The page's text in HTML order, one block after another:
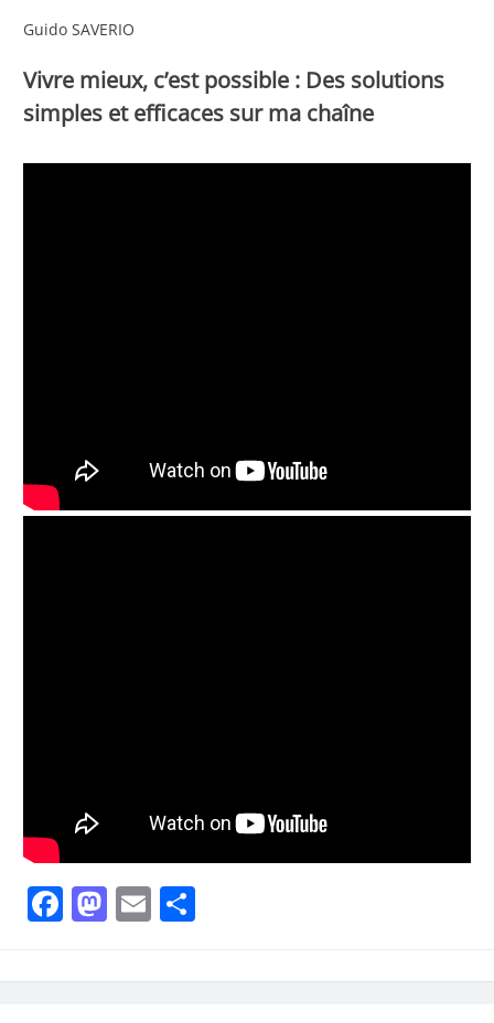
Guido SAVERIO
Vivre mieux, c’est possible : Des solutions
simples et efficaces sur ma chaîne
Facebook
Mastodon
Email